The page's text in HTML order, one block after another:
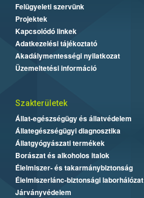
Felügyeleti szervünk
Projektek
Kapcsolódó linkek
Adatkezelési tájékoztató
Akadálymentességi nyilatkozat
Üzemeltetési információ
Szakterületek
Állat-egészségügy és állatvédelem
Állategészségügyi diagnosztika
Állatgyógyászati termékek
Borászat és alkoholos italok
Élelmiszer- és takarmánybiztonság
Élelmiszerlánc-biztonsági laborhálózat
Járványvédelem